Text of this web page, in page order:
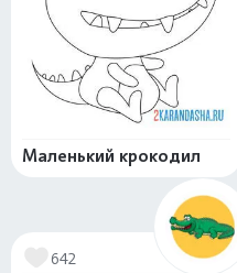
Маленький крокодил
642